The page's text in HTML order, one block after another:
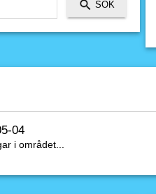
04
i området...